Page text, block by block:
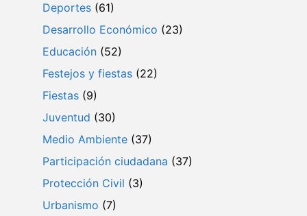
Deportes (61)
Desarrollo Económico (23)
Educación (52)
Festejos y fiestas (22)
Fiestas (9)
Juventud (30)
Medio Ambiente (37)
Participación ciudadana (37)
Protección Civil (3)
Urbanismo (7)